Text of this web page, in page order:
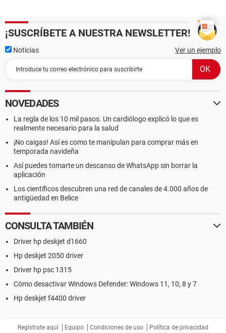
¡SUSCRÍBETE A NUESTRA NEWSLETTER!
Noticias Ver un ejemplo
NOVEDADES
La regla de los 10 mil pasos. Un cardiólogo explicó lo que es
realmente necesario para la salud
¡No caigas! Así es como te manipulan para comprar más en
temporada navideña
Así puedes tomarte un descanso de WhatsApp sin borrar la
aplicación
Los científicos descubren una red de canales de 4.000 años de
antigüedad en Belice
CONSULTA TAMBIÉN
Driver hp deskjet d1660
Hp deskjet 2050 driver
Driver hp psc 1315
Cómo desactivar Windows Defender: Windows 11, 10, 8 y 7
Hp deskjet f4400 driver
Regístrate aquí Equipo Condiciones de uso Política de privacidad